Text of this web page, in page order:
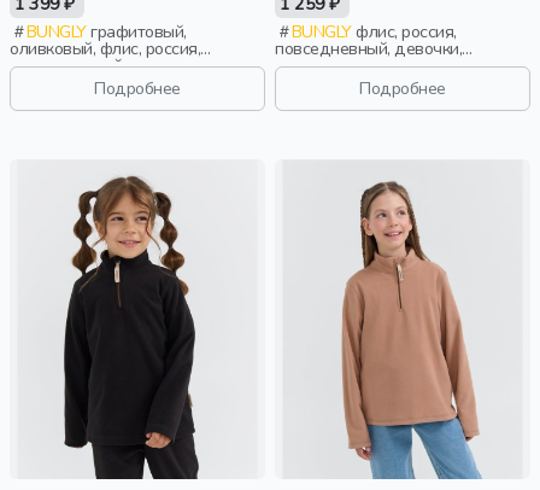
BUNGLYграфитовый,
оливковый, флис, россия,
повседневный, актив, мальчики,
малыши, дошкольники, дети
Подробнее
BUNGLYфлис, россия,
повседневный, девочки,
малыши, дошкольники, дети
Подробнее